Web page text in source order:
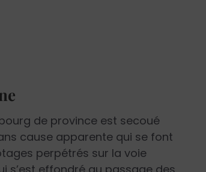
de province est secoué
cause apparente qui se font
perpétrés sur la voie